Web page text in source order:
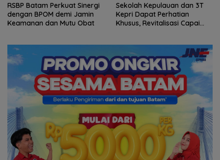
RSBP Batam Perkuat Sinergi
dengan BPOM demi Jamin
Keamanan dan Mutu Obat
Sekolah Kepulauan dan 3T
Kepri Dapat Perhatian
Khusus, Revitalisasi Capai